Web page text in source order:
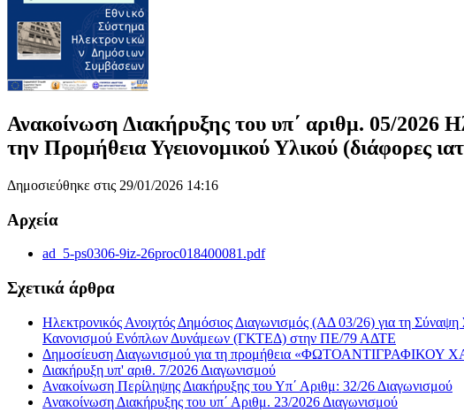
Ανακοίνωση Διακήρυξης του υπ΄ αριθμ. 05/2026
την Προμήθεια Υγειονομικού Υλικού (διάφορες
Δημοσιεύθηκε στις 29/01/2026 14:16
Αρχεία
ad_5-ps0306-9iz-26proc018400081.pdf
Σχετικά άρθρα
Ηλεκτρονικός Ανοιχτός Δημόσιος Διαγωνισμός (ΑΔ 03/26) για τη
Κανονισμού Ενόπλων Δυνάμεων (ΓΚΤΕΔ) στην ΠΕ/79 ΑΔΤΕ
Δημοσίευση Διαγωνισμού για τη προμήθεια
Διακήρυξη υπ' αριθ. 7/2026 Διαγωνισμού
Ανακοίνωση Περίληψης Διακήρυξης του Υπ΄ Αριθμ: 32/26 Διαγωνισμού
Ανακοίνωση Διακήρυξης του υπ΄ Αριθμ. 23/2026 Διαγωνισμού